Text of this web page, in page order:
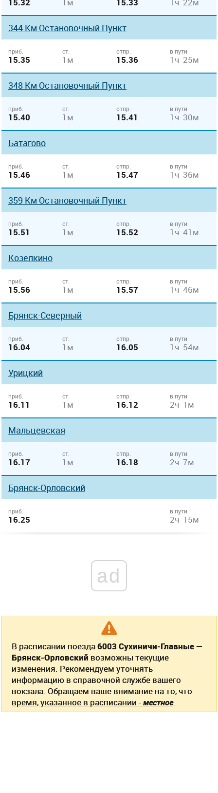
344 Км Остановочный Пункт
приб.
15.35
ст.
1м
отпр.
15.36
в пути
1ч 25м
348 Км Остановочный Пункт
приб.
15.40
ст.
1м
отпр.
15.41
в пути
1ч 30м
Батагово
приб.
15.46
ст.
1м
отпр.
15.47
в пути
1ч 36м
359 Км Остановочный Пункт
приб.
15.51
ст.
1м
отпр.
15.52
в пути
1ч 41м
Козелкино
приб.
15.56
ст.
1м
отпр.
15.57
в пути
1ч 46м
Брянск-Северный
приб.
16.04
ст.
1м
отпр.
16.05
в пути
1ч 54м
Урицкий
приб.
16.11
ст.
1м
отпр.
16.12
в пути
2ч 1м
Мальцевская
приб.
16.17
ст.
1м
отпр.
16.18
в пути
2ч 7м
Брянск-Орловский
приб.
16.25
в пути
2ч 15м
ad
В расписании поезда6003 Сухиничи-Главные —
Брянск-Орловский возможны текущие
изменения. Рекомендуем уточнять
информацию в справочной службе вашего
вокзала. Обращаем ваше внимание на то, что
время, указанное в расписании -местное.